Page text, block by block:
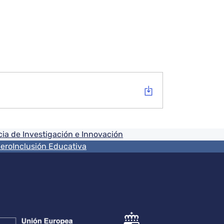
de Investigación e Innovación
Inclusión Educativa